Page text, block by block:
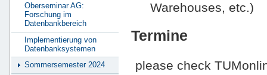
Warehouses, etc.)
Termine
please check
Oberseminar AG:
Forschung im
Datenbankbereich
Implementierung von
Datenbanksystemen
Sommersemester 2024